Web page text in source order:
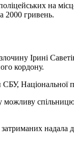
на
2000 гривень.
Ірині
кордону.
СБУ, Національної
можливу
надала